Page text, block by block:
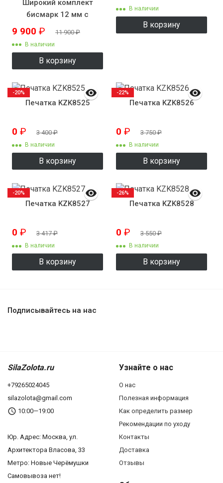
Широкий комплект
бисмарк 12 мм с
крестиком
9 900 ₽ 11 900₽
В наличии
В корзину
В наличии
В корзину
Печатка KZK8525
0 ₽ 3 400₽
В наличии
В корзину
-20%
Печатка KZK8526
0 ₽ 3 750₽
В наличии
В корзину
-22%
Печатка KZK8527
0 ₽ 3 417₽
В наличии
В корзину
-20%
Печатка KZK8528
0 ₽ 3 550₽
В наличии
В корзину
-26%
Подписывайтесь на нас
SilaZolota.ru
+79265024045
silazolota@gmail.com
10:00—19:00
Юр. Адреc: Москва, ул.
Архитектора Власова, 33
Метро: Новые Черёмушки
Самовывоза нет!
Узнайте о нас
О нас
Полезная информация
Как определить размер
Рекомендации по уходу
Контакты
Доставка
Отзывы